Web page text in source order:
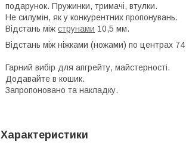
подарунок. Пружинки, тримачі, втулки.
Не силумін, як у конкурентних пропонувань.
Відстань між струнами 10,5 мм.
Відстань між ніжками (ножами) по центрах
Гарний вибір для апгрейту, майстерності.
Додавайте в кошик.
Запропоновано та накладку.
Характеристики